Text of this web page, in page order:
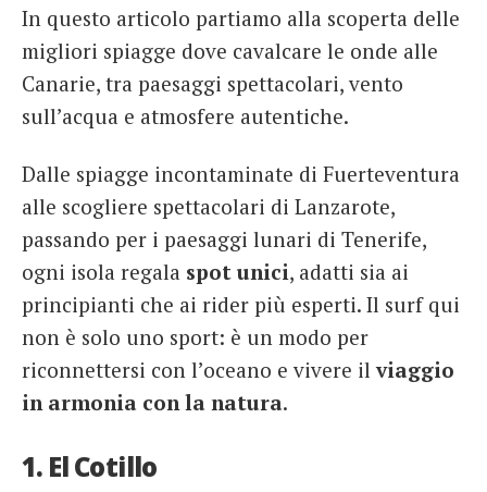
In questo articolo partiamo alla scoperta delle
migliori spiagge dove cavalcare le onde alle
Canarie, tra paesaggi spettacolari, vento
sull’acqua e atmosfere autentiche.
Dalle spiagge incontaminate di Fuerteventura
alle scogliere spettacolari di Lanzarote,
passando per i paesaggi lunari di Tenerife,
ogni isola regala spot unici, adatti sia ai
principianti che ai rider più esperti. Il surf qui
non è solo uno sport: è un modo per
riconnettersi con l’oceano e vivere ilviaggio
in armonia con la natura.
1. El Cotillo